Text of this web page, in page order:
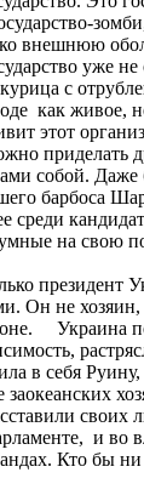
внешнюю
уже не
с
как живое,
этот
приделать
собой. Даже
барбоса
среди
на свою
президент
Он не хозяин,
Украина
в себя Руину,
и во
Кто бы